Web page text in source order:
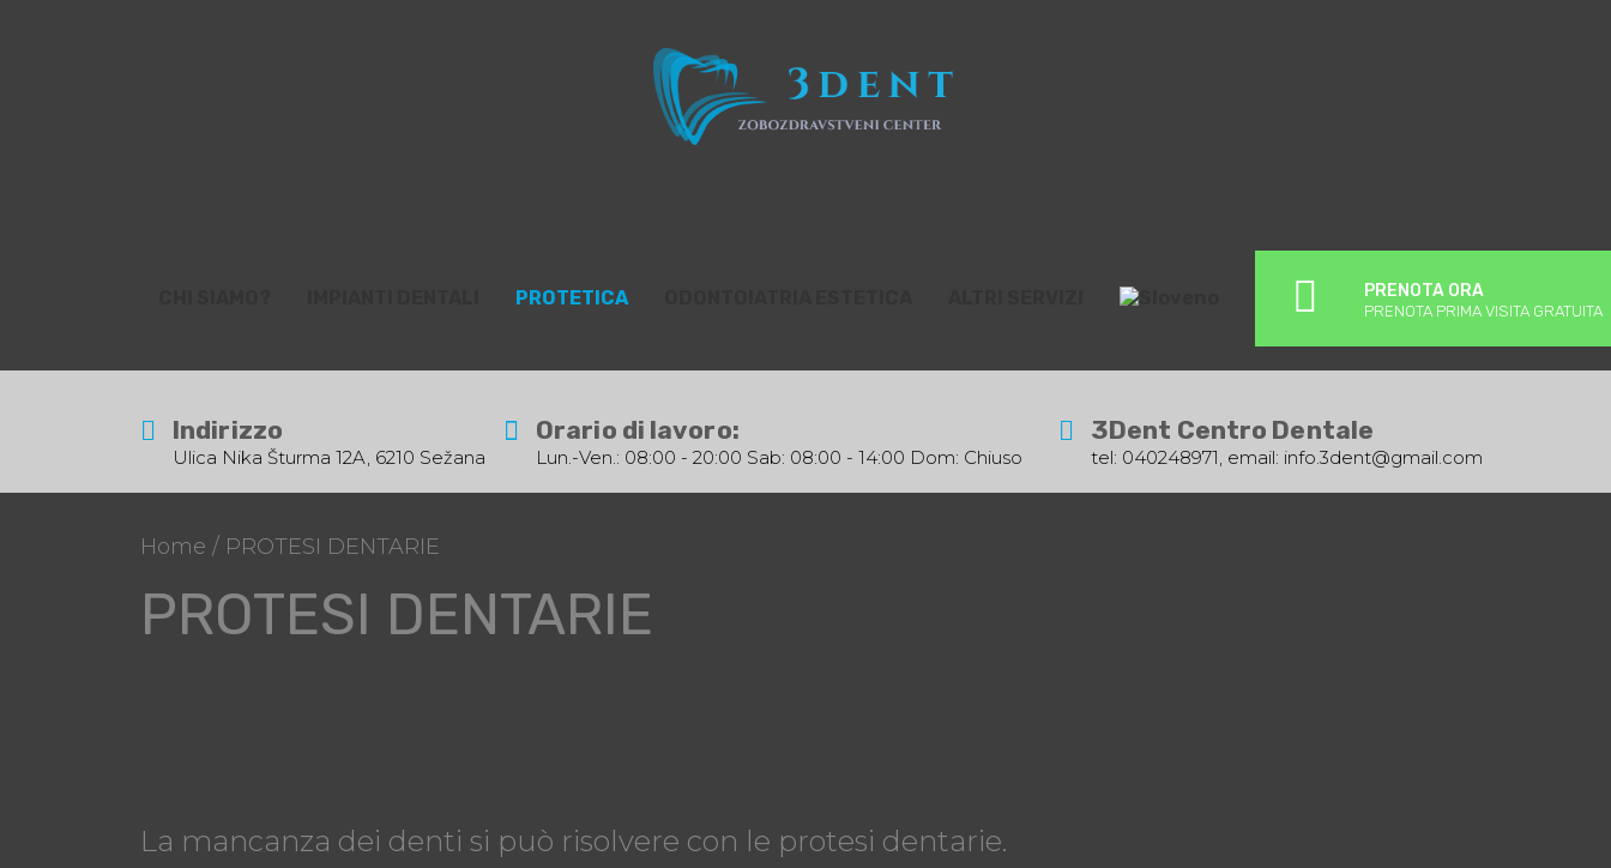
PROTETICA PRENOTA ORA
PRENOTA PRIMA VISITA GRATUITA
Indirizzo
Ulica Nika Šturma 12A, 6210 Sežana
Orario di lavoro:
Lun.-Ven.: 08:00 - 20:00 Sab: 08:00 - 14:00 Dom: Chiuso
3Dent Centro Dentale
tel: 040248971, email: info.3dent@gmail.com
Home / PROTESI DENTARIE
PROTESI DENTARIE
La mancanza dei denti si può risolvere con le protesi dentarie.